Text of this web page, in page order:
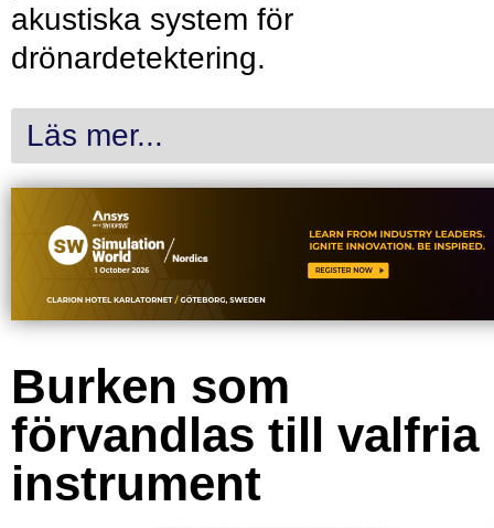
akustiska system för
drönardetektering.
Läs mer...
Burken som
förvandlas till valfria
instrument